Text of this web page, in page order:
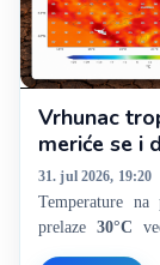
Vrhunac
meriće se i
očekivati
31. jul 2026, 19:20
Temperature
prelaze 30°C